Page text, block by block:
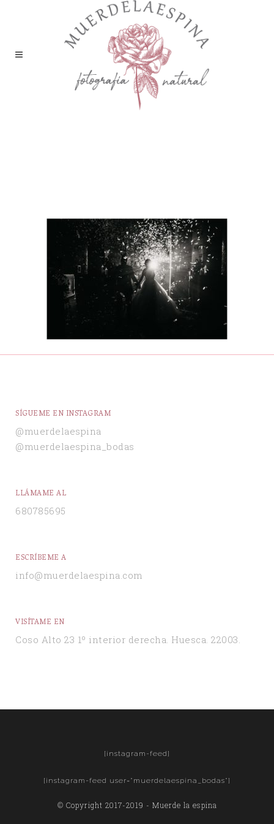
SÍGUEME EN INSTAGRAM
@muerdelaespina
@muerdelaespina_bodas
LLÁMAME AL
680785695
ESCRÍBEME A
info@muerdelaespina.com
VISÍTAME EN
Coso Alto 23 1º interior derecha. Huesca. 22003.
[instagram-feed]
[instagram-feed user="muerdelaespina_bodas"]
© Copyright 2017-2019 - Muerde la espina